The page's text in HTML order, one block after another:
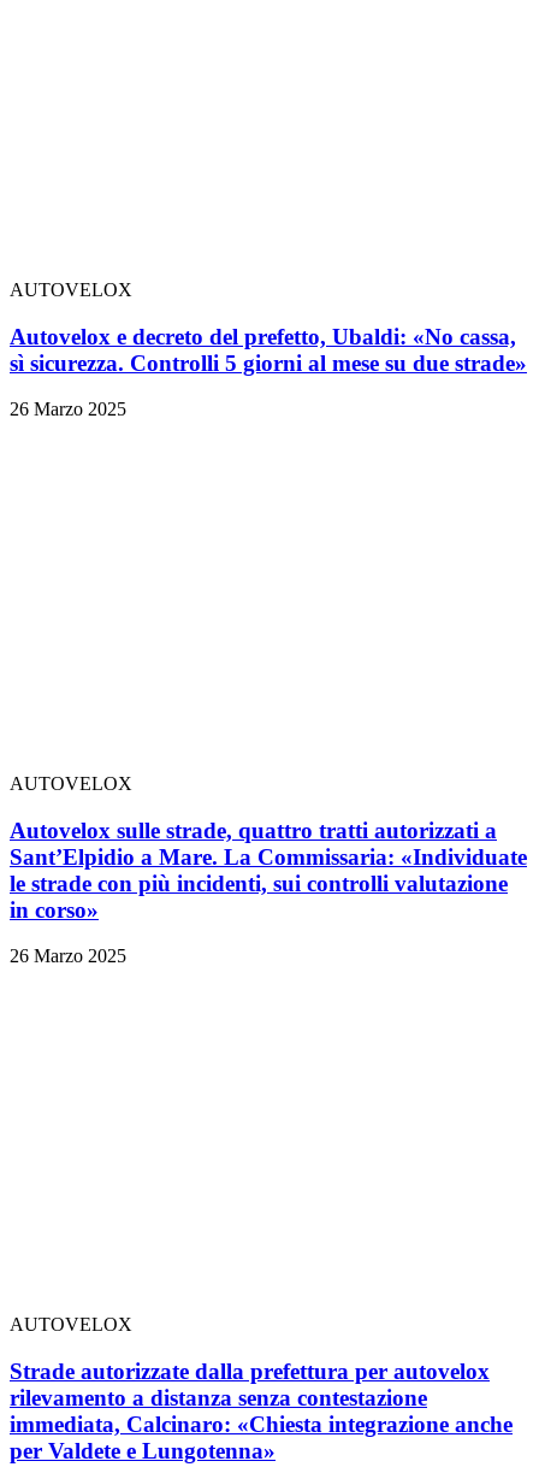
AUTOVELOX
Autovelox e decreto del prefetto, Ubaldi: «No cassa,
sì sicurezza. Controlli 5 giorni al mese su due strade»
26 Marzo 2025
AUTOVELOX
Autovelox sulle strade, quattro tratti autorizzati a
Sant’Elpidio a Mare. La Commissaria: «Individuate
le strade con più incidenti, sui controlli valutazione
in corso»
26 Marzo 2025
AUTOVELOX
Strade autorizzate dalla prefettura per autovelox
rilevamento a distanza senza contestazione
immediata, Calcinaro: «Chiesta integrazione anche
per Valdete e Lungotenna»